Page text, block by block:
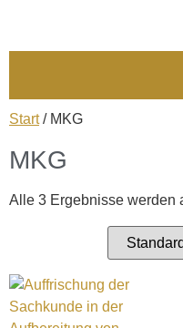
Start/ MKG
MKG
Alle 3 Ergebnisse werden